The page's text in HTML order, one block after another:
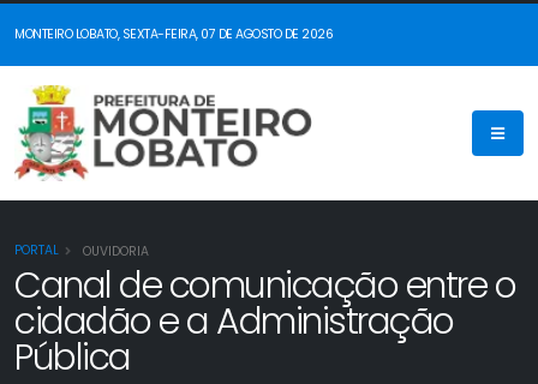
MONTEIRO LOBATO, SEXTA-FEIRA, 07 DE AGOSTO DE 2026
PORTAL OUVIDORIA
Canal de comunicação entre o
cidadão e a Administração
Pública